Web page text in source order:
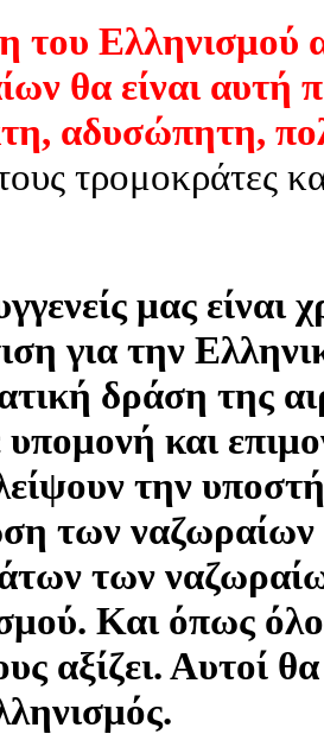
του Ελληνισμού
θα είναι αυτή
αδυσώπητη,
τρομοκράτες
μας είναι
για την
δράση της
υπομονή και
την
των ναζωραίων
των
Και όπως
αξίζει. Αυτοί